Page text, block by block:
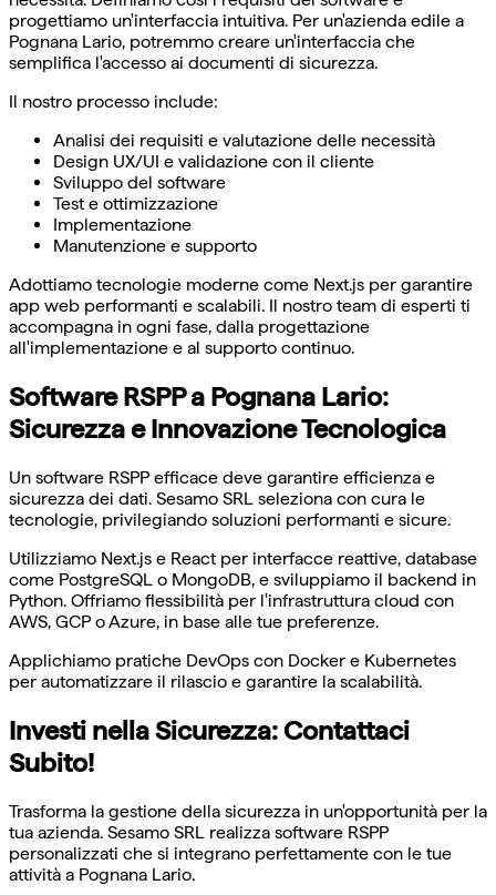
progettiamo un'interfaccia intuitiva. Per un'azienda edile a
Pognana Lario, potremmo creare un'interfaccia che
semplifica l'accesso ai documenti di sicurezza.
Il nostro processo include:
Analisi dei requisiti e valutazione delle necessità
Design UX/UI e validazione con il cliente
Sviluppo del software
Test e ottimizzazione
Implementazione
Manutenzione e supporto
Adottiamo tecnologie moderne come Next.js per garantire
app web performanti e scalabili. Il nostro team di esperti ti
accompagna in ogni fase, dalla progettazione
all'implementazione e al supporto continuo.
Software RSPP a Pognana Lario:
Sicurezza e Innovazione Tecnologica
Un software RSPP efficace deve garantire efficienza e
sicurezza dei dati. Sesamo SRL seleziona con cura le
tecnologie, privilegiando soluzioni performanti e sicure.
Utilizziamo Next.js e React per interfacce reattive, database
come PostgreSQL o MongoDB, e sviluppiamo il backend in
Python. Offriamo flessibilità per l'infrastruttura cloud con
AWS, GCP o Azure, in base alle tue preferenze.
Applichiamo pratiche DevOps con Docker e Kubernetes
per automatizzare il rilascio e garantire la scalabilità.
Investi nella Sicurezza: Contattaci
Subito!
Trasforma la gestione della sicurezza in un'opportunità per la
tua azienda. Sesamo SRL realizza software RSPP
personalizzati che si integrano perfettamente con le tue
attività a Pognana Lario.